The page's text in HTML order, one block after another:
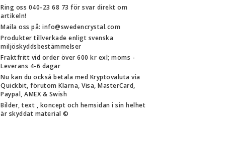
Ring oss 040-23 68 73 för svar direkt om
artikeln!
Maila oss på: info@swedencrystal.com
Produkter tillverkade enligt svenska
miljöskyddsbestämmelser
Fraktfritt vid order över 600 kr exl; moms -
Leverans 4-6 dagar
Nu kan du också betala med Kryptovaluta via
Quickbit, förutom Klarna, Visa, MasterCard,
Paypal, AMEX & Swish
Bilder, text , koncept och hemsidan i sin helhet
är skyddat material ©